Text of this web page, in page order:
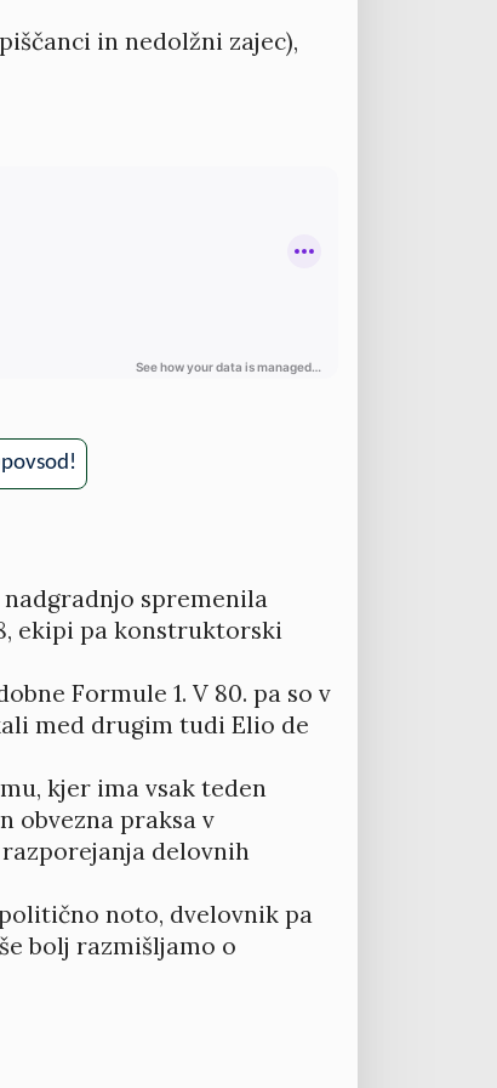
in nedolžni zajec),
spremenila
ekipi pa konstruktorski
Formule 1. V 80. pa so v
med drugim tudi Elio de
kjer ima vsak teden
obvezna praksa v
delovnih
noto, dvelovnik pa
bolj razmišljamo o